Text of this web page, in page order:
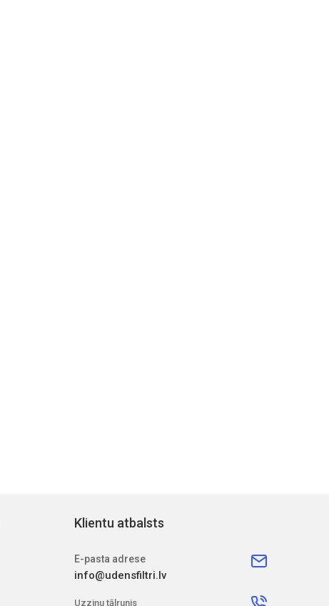
Klientu atbalsts
E-pasta adrese
info@udensfiltri.lv
Uzziņu tālrunis